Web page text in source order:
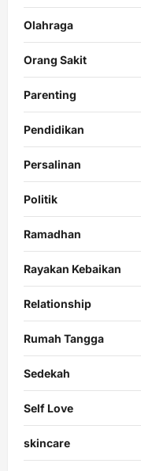
Olahraga
Orang Sakit
Parenting
Pendidikan
Persalinan
Politik
Ramadhan
Rayakan Kebaikan
Relationship
Rumah Tangga
Sedekah
Self Love
skincare